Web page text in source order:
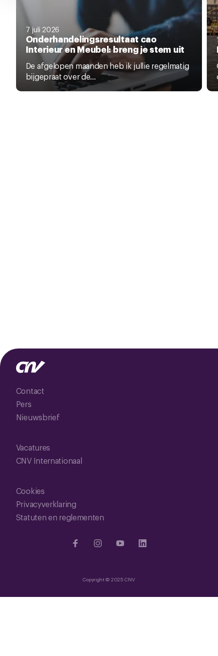
7 juli 2026
Onderhandelingsresultaat cao
Interieur en Meubel: breng je stem uit
De afgelopen maanden heb ik jullie regelmatig
bijgepraat over de...
Contact
Pers
Nieuwsbrief
Vacatures
CNV Internationaal
Cookies
Privacyverklaring
Statuten en reglementen
Copyright © 2025 CNV